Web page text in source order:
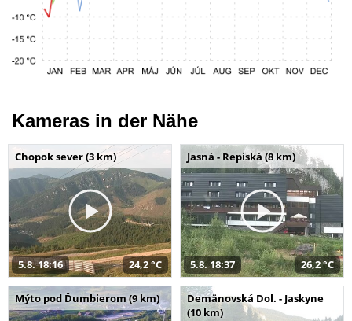
Kameras in der Nähe
Chopok sever (3 km)
5.8. 18:16 24,2 °C
Jasná - Repiská (8 km)
5.8. 18:37 26,2 °C
Mýto pod Ďumbierom (9 km)
Demänovská Dol. - Jaskyne
(10 km)